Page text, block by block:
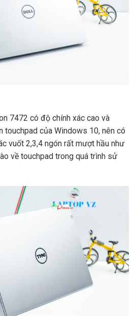
7472 có độ chính xác cao và
của Windows 10, nên có
vuốt 2,3,4 ngón rất mượt hầu như
về touchpad trong quá trình sử